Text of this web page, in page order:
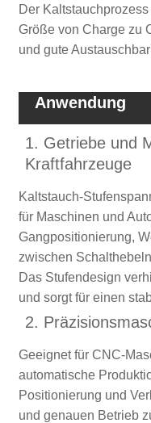
Der
Größe von Charge zu
und gute
Anwendung
1. Getriebe und
Kraftfahrzeuge
Kaltstauch-
für Maschinen und
Gangpositionierung,
zwischen
Das Stufendesign
und sorgt für einen
2.
Geeignet für CNC-
automatische
Positionierung und
und genauen Betrieb